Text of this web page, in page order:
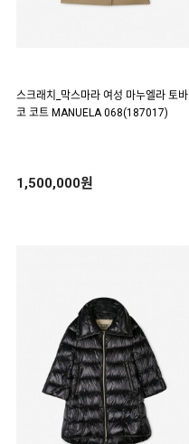
스크래치_막스마라 여성 마누엘라 토바
코 코트 MANUELA 068(187017)
1,500,000원